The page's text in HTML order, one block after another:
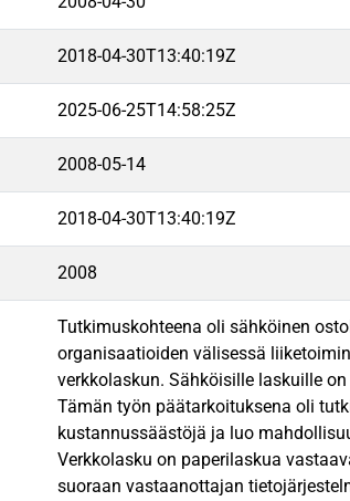
2018-04-30T13:40:19Z
2025-06-25T14:58:25Z
2008-05-14
2018-04-30T13:40:19Z
2008
Tutkimuskohteena oli sähköinen
organisaatioiden välisessä
verkkolaskun. Sähköisille laskuille
Tämän työn päätarkoituksena oli
kustannussäästöjä ja luo
Verkkolasku on paperilaskua
suoraan vastaanottajan